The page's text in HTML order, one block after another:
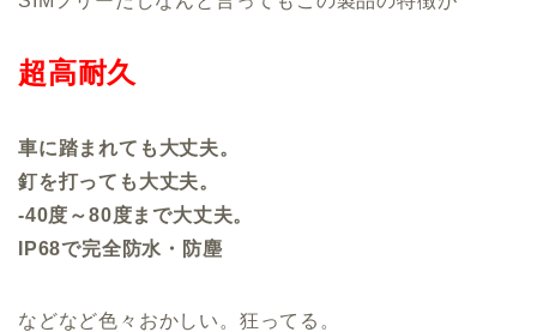
超高耐久
車に踏まれても大丈夫。
釘を打っても大丈夫。
-40度～80度まで大丈夫。
IP68で完全防水・防塵
などなど色々おかしい。狂ってる。